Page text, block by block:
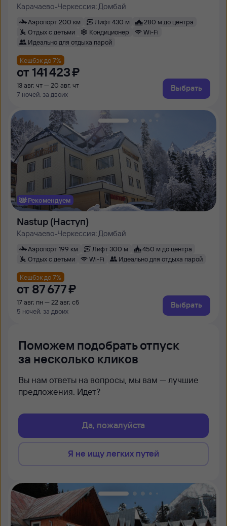
Карачаево-Черкессия: Домбай
Аэропорт 200 км Лифт 430 м
280 м до центра
Отдых с детьми
Кондиционер
Wi-Fi
Идеально для отдыха парой
Кешбэк до 7%
от 141 ⁠423 ⁠₽
13 авг, чт — 20 авг, чт
7 ночей, за двоих
Выбрать
Рекомендуем
Nastup (Наступ)
Карачаево-Черкессия: Домбай
Аэропорт 199 км Лифт 300 м
450 м до центра
Отдых с детьми
Wi-Fi Идеально для отдыха парой
Кешбэк до 7%
от 87 ⁠677 ⁠₽
17 авг, пн — 22 авг, сб
5 ночей, за двоих
Выбрать
Поможем подобрать отпуск
за несколько кликов
Вы нам ответы на вопросы, мы вам — лучшие
предложения. Идет?
Да, пожалуйста
Я не ищу легких путей